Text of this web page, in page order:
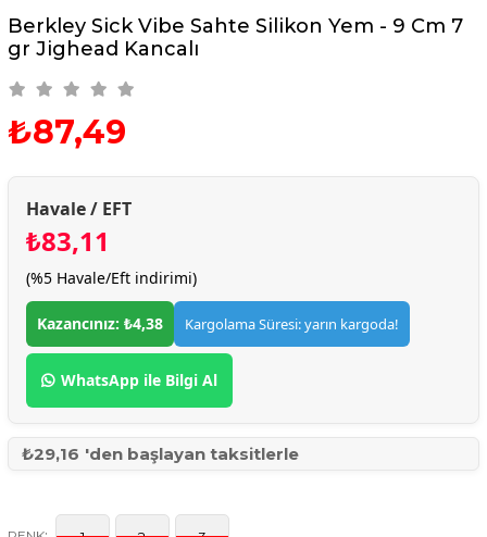
Berkley Sick Vibe Sahte Silikon Yem - 9 Cm 7
gr Jighead Kancalı
₺87,49
Havale / EFT
₺83,11
(%5 Havale/Eft indirimi)
Kazancınız: ₺4,38 Kargolama Süresi: yarın kargoda!
WhatsApp ile Bilgi Al
₺29,16 'den başlayan taksitlerle